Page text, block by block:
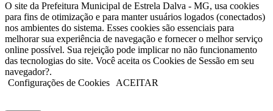
O site da Prefeitura Municipal de Estrela Dalva - MG, usa cookies
para fins de otimização e para manter usuários logados (conectados)
nos ambientes do sistema. Esses cookies são essenciais para
melhorar sua experiência de navegação e fornecer o melhor serviço
online possível. Sua rejeição pode implicar no não funcionamento
das tecnologias do site. Você aceita os Cookies de Sessão em seu
navegador?.
Configurações de Cookies
ACEITAR